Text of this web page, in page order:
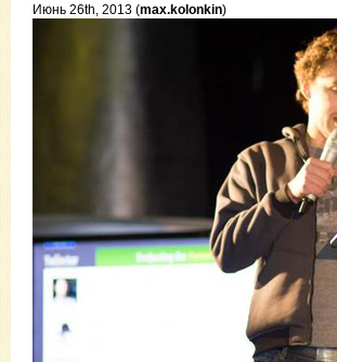
Июнь 26th, 2013 (max.kolonkin)